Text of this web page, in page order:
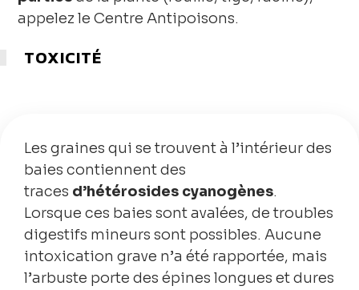
appelez le Centre Antipoisons.
TOXICITÉ
Les graines qui se trouvent à l’intérieur des
baies contiennent des
traces d’hétérosides cyanogènes.
Lorsque ces baies sont avalées, de troubles
digestifs mineurs sont possibles. Aucune
intoxication grave n’a été rapportée, mais
l’arbuste porte des épines longues et dures